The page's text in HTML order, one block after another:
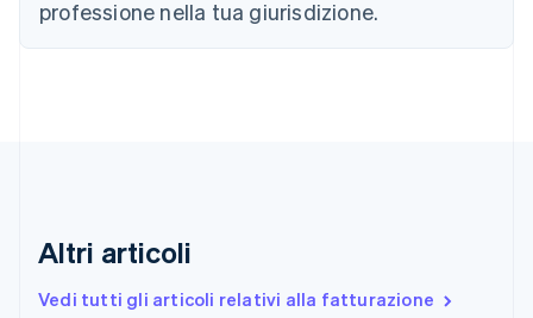
professione nella tua giurisdizione.
Altri articoli
Vedi tutti gli articoli relativi alla fatturazione
English
EnglishSvenska
FrançaisEnglish